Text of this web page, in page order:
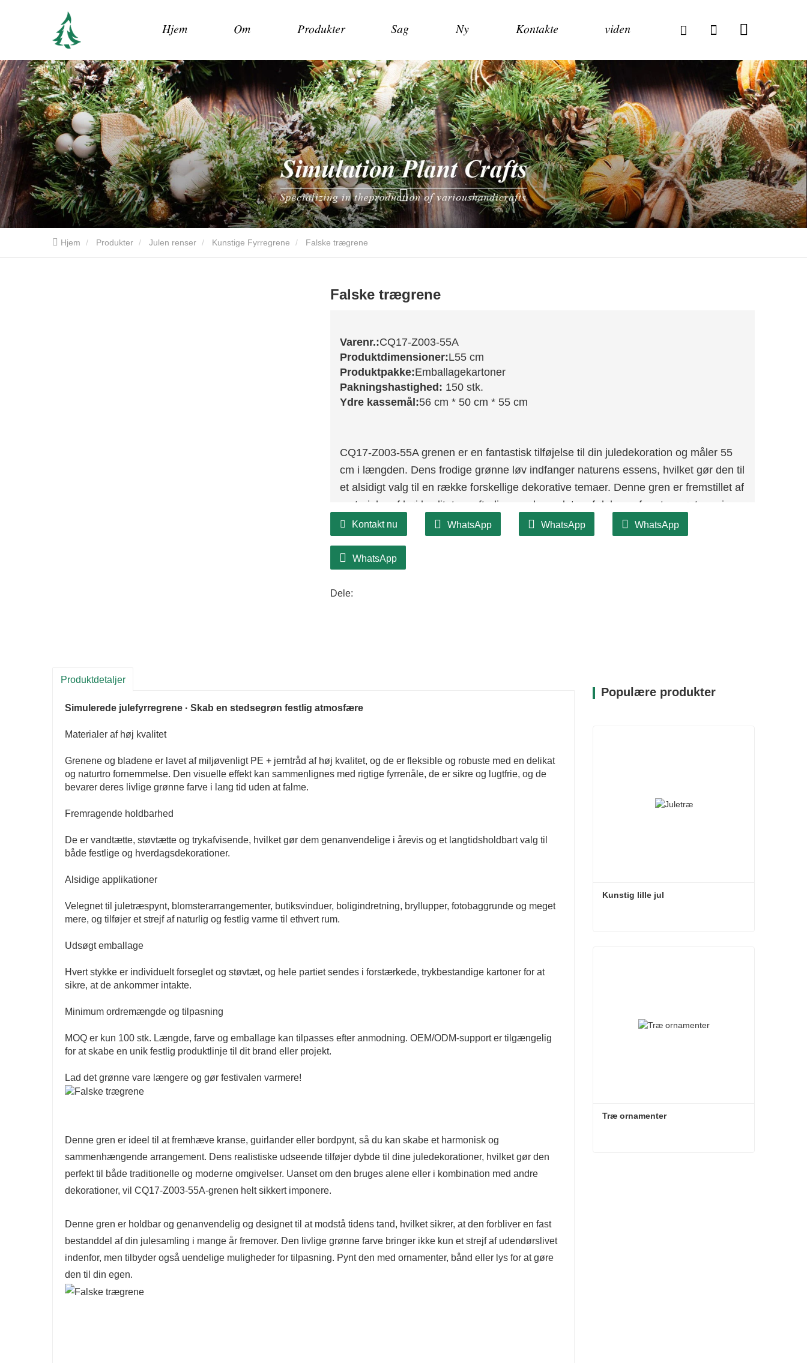
Hjem Om Produkter Sag Ny Kontakte viden
Hjem Produkter Julen renser Kunstige Fyrregrene Falske trægrene
Falske trægrene
Varenr.:CQ17-Z003-55A
Produktdimensioner:L55 cm
Produktpakke:Emballagekartoner
Pakningshastighed: 150 stk.
Ydre kassemål:56 cm * 50 cm * 55 cm
CQ17-Z003-55A grenen er en fantastisk tilføjelse til din juledekoration og måler 55
cm i længden. Dens frodige grønne løv indfanger naturens essens, hvilket gør den til
et alsidigt valg til en række forskellige dekorative temaer. Denne gren er fremstillet af
materialer af høj kvalitet og efterligner udseendet og følelsen af ​​ægte grønt og giver
et elegant præg til ethvert arrangement.
Kontakt nu WhatsApp WhatsApp WhatsApp
WhatsApp
Dele:
Produktdetaljer
Simulerede julefyrregrene · Skab en stedsegrøn festlig atmosfære
Materialer af høj kvalitet
Grenene og bladene er lavet af miljøvenligt PE + jerntråd af høj kvalitet, og de er fleksible og robuste med en delikat
og naturtro fornemmelse. Den visuelle effekt kan sammenlignes med rigtige fyrrenåle, de er sikre og lugtfrie, og de
bevarer deres livlige grønne farve i lang tid uden at falme.
Fremragende holdbarhed
De er vandtætte, støvtætte og trykafvisende, hvilket gør dem genanvendelige i årevis og et langtidsholdbart valg til
både festlige og hverdagsdekorationer.
Alsidige applikationer
Velegnet til juletræspynt, blomsterarrangementer, butiksvinduer, boligindretning, bryllupper, fotobaggrunde og meget
mere, og tilføjer et strejf af naturlig og festlig varme til ethvert rum.
Udsøgt emballage
Hvert stykke er individuelt forseglet og støvtæt, og hele partiet sendes i forstærkede, trykbestandige kartoner for at
sikre, at de ankommer intakte.
Minimum ordremængde og tilpasning
MOQ er kun 100 stk. Længde, farve og emballage kan tilpasses efter anmodning. OEM/ODM-support er tilgængelig
for at skabe en unik festlig produktlinje til dit brand eller projekt.
Lad det grønne vare længere og gør festivalen varmere!
Denne gren er ideel til at fremhæve kranse, guirlander eller bordpynt, så du kan skabe et harmonisk og
sammenhængende arrangement. Dens realistiske udseende tilføjer dybde til dine juledekorationer, hvilket gør den
perfekt til både traditionelle og moderne omgivelser. Uanset om den bruges alene eller i kombination med andre
dekorationer, vil CQ17-Z003-55A-grenen helt sikkert imponere.
Denne gren er holdbar og genanvendelig og designet til at modstå tidens tand, hvilket sikrer, at den forbliver en fast
bestanddel af din julesamling i mange år fremover. Den livlige grønne farve bringer ikke kun et strejf af udendørslivet
indenfor, men tilbyder også uendelige muligheder for tilpasning. Pynt den med ornamenter, bånd eller lys for at gøre
den til din egen.
Populære produkter
Kunstig lille jul
Træ ornamenter